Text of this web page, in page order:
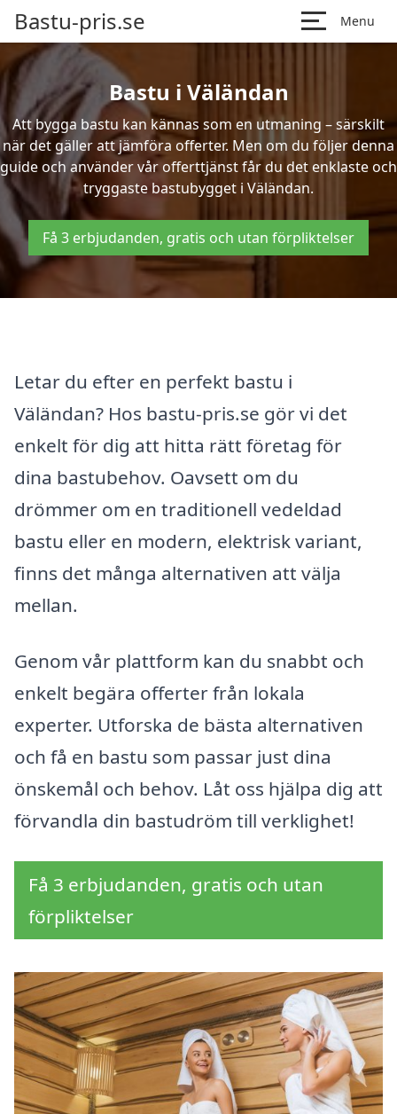
Bastu-pris.se Menu
Bastu i Väländan
Att bygga bastu kan kännas som en utmaning – särskilt
när det gäller att jämföra offerter. Men om du följer denna
guide och använder vår offerttjänst får du det enklaste och
tryggaste bastubygget i Väländan.
Få 3 erbjudanden, gratis och utan förpliktelser
Letar du efter en perfekt bastu i
Väländan? Hos bastu-pris.se gör vi det
enkelt för dig att hitta rätt företag för
dina bastubehov. Oavsett om du
drömmer om en traditionell vedeldad
bastu eller en modern, elektrisk variant,
finns det många alternativen att välja
mellan.
Genom vår plattform kan du snabbt och
enkelt begära offerter från lokala
experter. Utforska de bästa alternativen
och få en bastu som passar just dina
önskemål och behov. Låt oss hjälpa dig att
förvandla din bastudröm till verklighet!
Få 3 erbjudanden, gratis och utan
förpliktelser